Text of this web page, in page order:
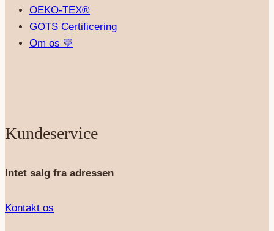
OEKO-TEX®
GOTS Certificering
Om os 💛
Kundeservice
Intet salg fra adressen
Kontakt os